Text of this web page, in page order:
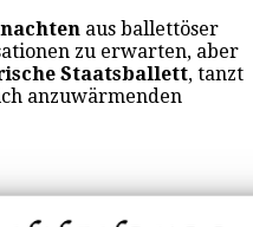
aus ballettöser
zu erwarten, aber
Staatsballett, tanzt
anzuwärmenden